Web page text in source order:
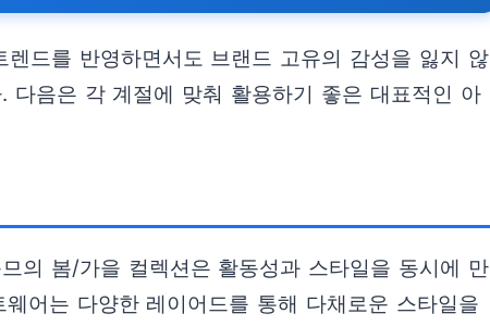
드를 반영하면서도 브랜드 고유의 감성을 잃지 않
다음은 각 계절에 맞춰 활용하기 좋은 대표적인 아
의 봄/가을 컬렉션은 활동성과 스타일을 동시에 만
어는 다양한 레이어드를 통해 다채로운 스타일을